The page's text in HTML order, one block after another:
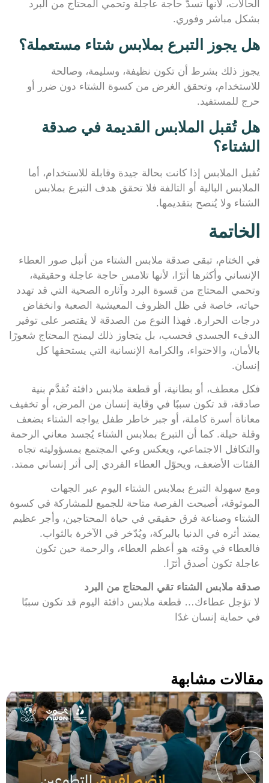
الحالات، لأنها تسدّ حاجة عاجلة وتحمي المحتاج من البرد
بشكل مباشر وفوري.
هل يجوز التبرع بملابس شتاء مستعملة؟
يجوز ذلك بشرط أن تكون نظيفة، وسليمة، وصالحة
للاستخدام، وتحقق الغرض من كسوة الشتاء دون ضرر أو
حرج للمستفيد.
هل تُقبل الملابس القديمة في صدقة
الشتاء؟
تُقبل الملابس إذا كانت بحالة جيدة وقابلة للاستخدام، أما
الملابس البالية أو التالفة فلا تحقق هدف التبرع بملابس
الشتاء ولا يُنصح بتقديمها.
الخاتمة
في الختام، تبقى صدقة ملابس الشتاء من أنبل صور العطاء
الإنساني وأكثرها أثرًا، لأنها تلامس حاجة عاجلة وحقيقية،
وتحمي المحتاج من قسوة البرد وآثاره الصحية التي قد تهدد
حياته، خاصة في ظل الظروف المعيشية الصعبة وانخفاض
درجات الحرارة. فهذا النوع من الصدقة لا يقتصر على توفير
الدفء الجسدي فحسب، بل يتجاوز ذلك ليمنح المحتاج شعورًا
بالأمان، والاحتواء، والكرامة الإنسانية التي يستحقها كل
إنسان.
فكل معطف، أو بطانية، أو قطعة ملابس دافئة تُقدَّم بنية
صادقة، قد تكون سببًا في وقاية إنسان من المرض، أو تخفيف
معاناة أسرة كاملة، أو جبر خاطر طفل يواجه الشتاء بضعف
وقلة حيلة. كما أن التبرع بملابس الشتاء يُجسد معاني الرحمة
والتكافل الاجتماعي، ويعكس وعي المجتمع بمسؤوليته تجاه
الفئات الأضعف، ويحوّل العطاء الفردي إلى أثر إنساني ممتد.
ومع سهولة التبرع بملابس الشتاء اليوم عبر الجهات
الموثوقة، أصبحت الفرصة متاحة للجميع للمشاركة في كسوة
الشتاء وصناعة فرق حقيقي في حياة المحتاجين، وأجر عظيم
يمتد أثره في الدنيا بالبركة، ويُدّخر في الآخرة بالثواب.
فالعطاء في وقته هو أعظم العطاء، والرحمة حين تكون
عاجلة تكون أصدق أثرًا.
صدقة ملابس الشتاء تقي المحتاج من البرد
لا تؤجل عطاءك… قطعة ملابس دافئة اليوم قد تكون سببًا
في حماية إنسان غدًا
مقالات مشابهة